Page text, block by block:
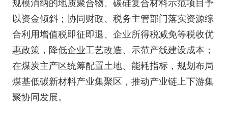
规模消纳的地质聚合物、碳硅复合材料示范项目予
以资金倾斜；协同财政、税务主管部门落实资源综
合利用增值税即征即退、企业所得税减免等税收优
惠政策，降低企业工艺改造、示范产线建设成本；
在煤炭主产区统筹配置土地、能耗指标，规划布局
煤基低碳新材料产业集聚区，推动产业链上下游集
聚协同发展。